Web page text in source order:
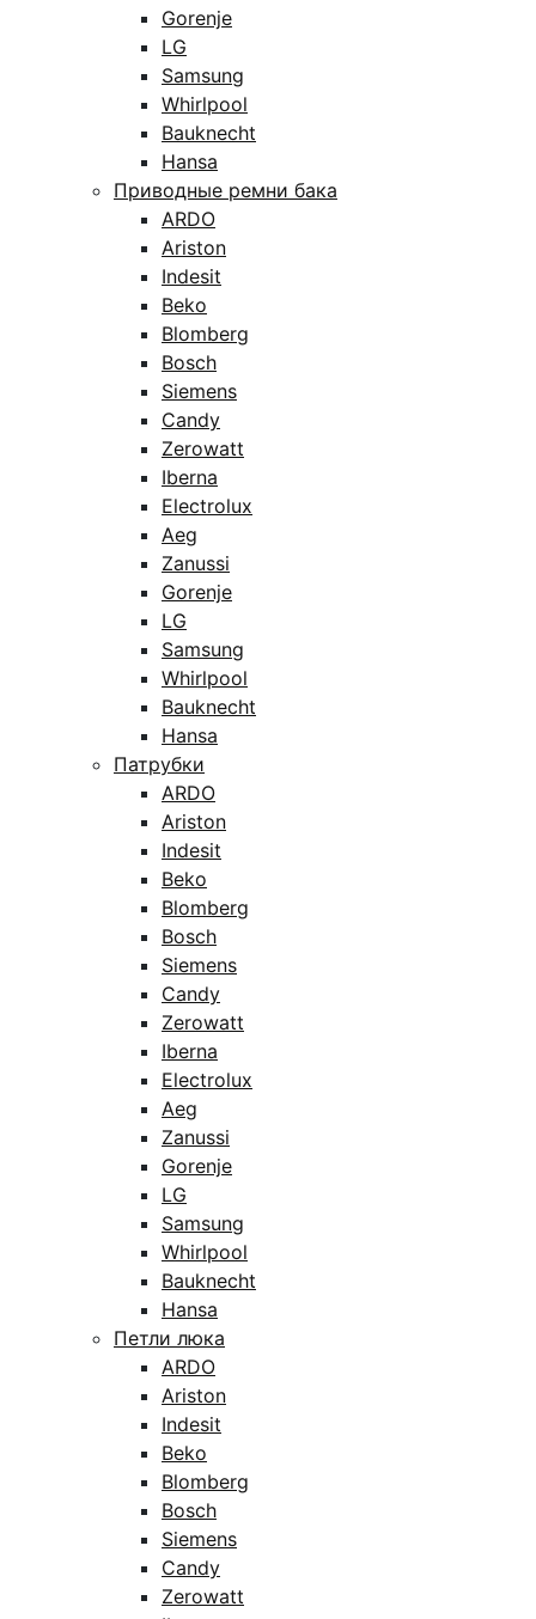
Gorenje
LG
Samsung
Whirlpool
Bauknecht
Hansa
Приводные ремни бака
ARDO
Ariston
Indesit
Beko
Blomberg
Bosch
Siemens
Candy
Zerowatt
Iberna
Electrolux
Aeg
Zanussi
Gorenje
LG
Samsung
Whirlpool
Bauknecht
Hansa
Патрубки
ARDO
Ariston
Indesit
Beko
Blomberg
Bosch
Siemens
Candy
Zerowatt
Iberna
Electrolux
Aeg
Zanussi
Gorenje
LG
Samsung
Whirlpool
Bauknecht
Hansa
Петли люка
ARDO
Ariston
Indesit
Beko
Blomberg
Bosch
Siemens
Candy
Zerowatt